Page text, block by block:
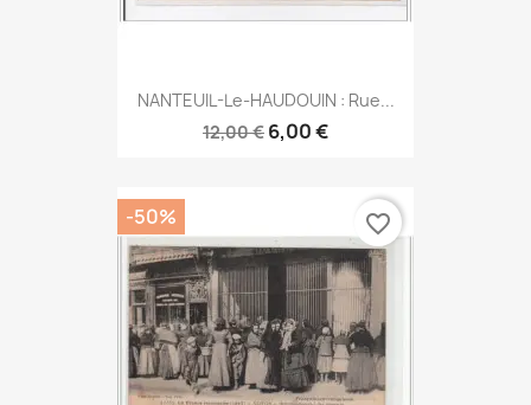
NANTEUIL-Le-HAUDOUIN : Rue...
12,00 € 6,00 €
-50% favorite_border